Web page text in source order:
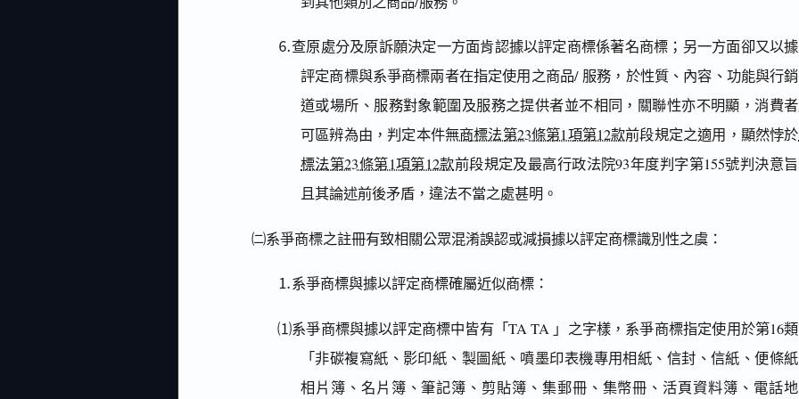
⒍查原處分及原訴願決定一方面肯認據以評定商標係著名商標；另一方面卻又以
評定商標與系爭商標兩者在指定使用之商品/ 服務，於性質、內容、功能與行
道或場所、服務對象範圍及服務之提供者並不相同，關聯性亦不明顯，消費
可區辨為由，判定本件無商標法第23條第1項第12款前段規定之適用，顯然悖於
標法第23條第1項第12款前段規定及最高行政法院93年度判字第155號判決意旨
且其論述前後矛盾，違法不當之處甚明。
㈡系爭商標之註冊有致相關公眾混淆誤認或減損據以評定商標識別性之虞：
⒈系爭商標與據以評定商標確屬近似商標：
⑴系爭商標與據以評定商標中皆有「TA TA 」之字樣，系爭商標指定使用於第16
「非碳複寫紙、影印紙、製圖紙、噴墨印表機專用相紙、信封、信紙、便條紙
相片簿、名片簿、筆記簿、剪貼簿、集郵冊、集幣冊、活頁資料簿、電話